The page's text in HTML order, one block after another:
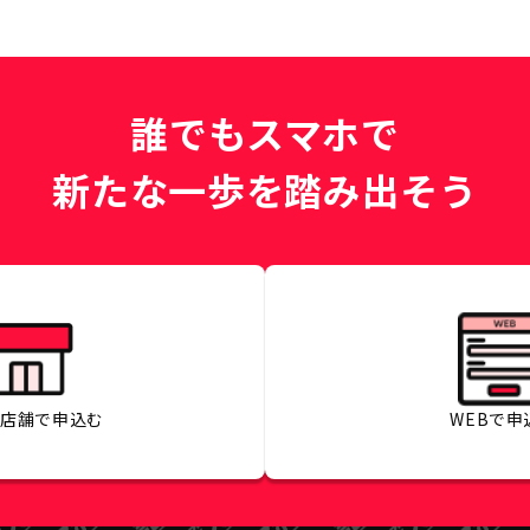
誰でもスマホで
新たな一歩を踏み出そう
舗で申込む WEBで申